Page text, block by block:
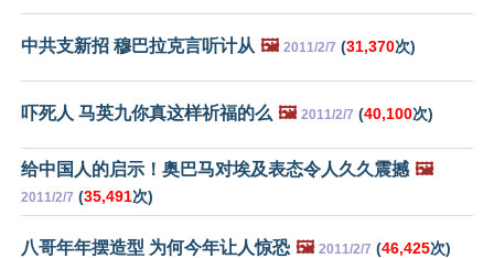
中共支新招 穆巴拉克言听计从 🖼️ 2011/2/7 (31,370次)
吓死人 马英九你真这样祈福的么 🖼️ 2011/2/7 (40,100次)
给中国人的启示！奥巴马对埃及表态令人久久震撼 🖼️
2011/2/7 (35,491次)
八哥年年摆造型 为何今年让人惊恐 🖼️ 2011/2/7 (46,425次)